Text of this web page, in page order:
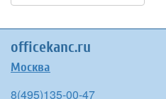
officekanc.ru
Москва
8(495)135-00-47